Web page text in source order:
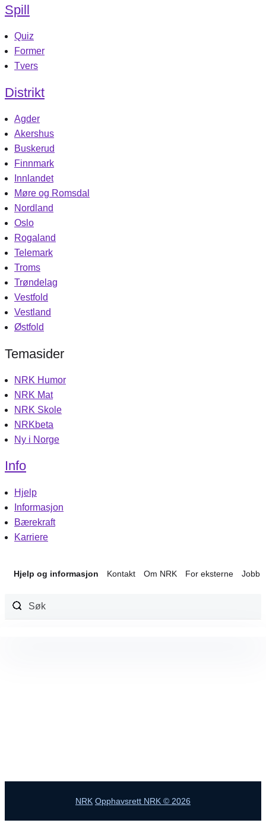
Spill
Quiz
Former
Tvers
Distrikt
Agder
Akershus
Buskerud
Finnmark
Innlandet
Møre og Romsdal
Nordland
Oslo
Rogaland
Telemark
Troms
Trøndelag
Vestfold
Vestland
Østfold
Temasider
NRK Humor
NRK Mat
NRK Skole
NRKbeta
Ny i Norge
Info
Hjelp
Informasjon
Bærekraft
Karriere
Hjelp og informasjon Kontakt Om NRK For eksterne Jobb
NRK Opphavsrett NRK © 2026